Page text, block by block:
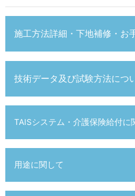
施工方法詳細・下地補修・お
技術データ及び試験方法につ
TAISシステム・介護保険給付に
用途に関して